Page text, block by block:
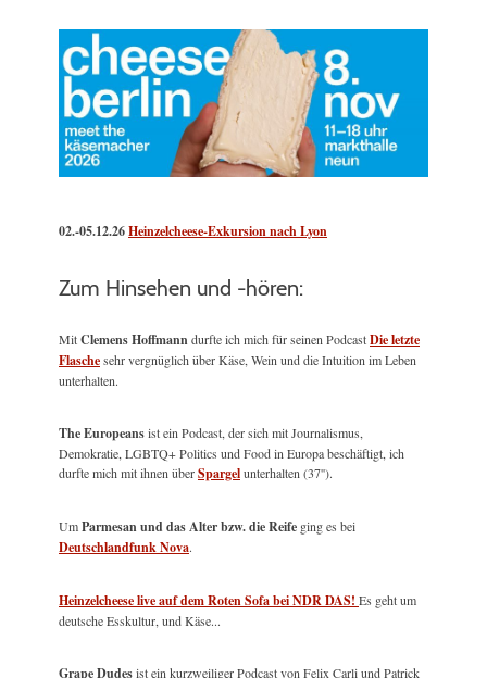
02.-05.12.26Heinzelcheese-Exkursion nach Lyon
Zum Hinsehen und -hören:
MitClemens Hoffmanndurfte ich mich für seinen PodcastDie letzte
Flaschesehr vergnüglich über Käse, Wein und die Intuition im Leben
unterhalten.
The Europeansist ein Podcast, der sich mit Journalismus,
Demokratie, LGBTQ+ Politics und Food in Europa beschäftigt, ich
durfte mich mit ihnen überSpargelunterhalten (37'').
UmParmesan und das Alter bzw. die Reife ging es bei
Deutschlandfunk Nova.
Heinzelcheese live auf dem Roten Sofa bei NDR DAS! Es geht um
deutsche Esskultur, und Käse...
Grape Dudesist ein kurzweiliger Podcast von Felix Carli und Patrick